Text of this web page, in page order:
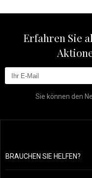
Erfahren Sie
Sie können den
BRAUCHEN SIE HELFEN?
Wir werden
Allgemeine